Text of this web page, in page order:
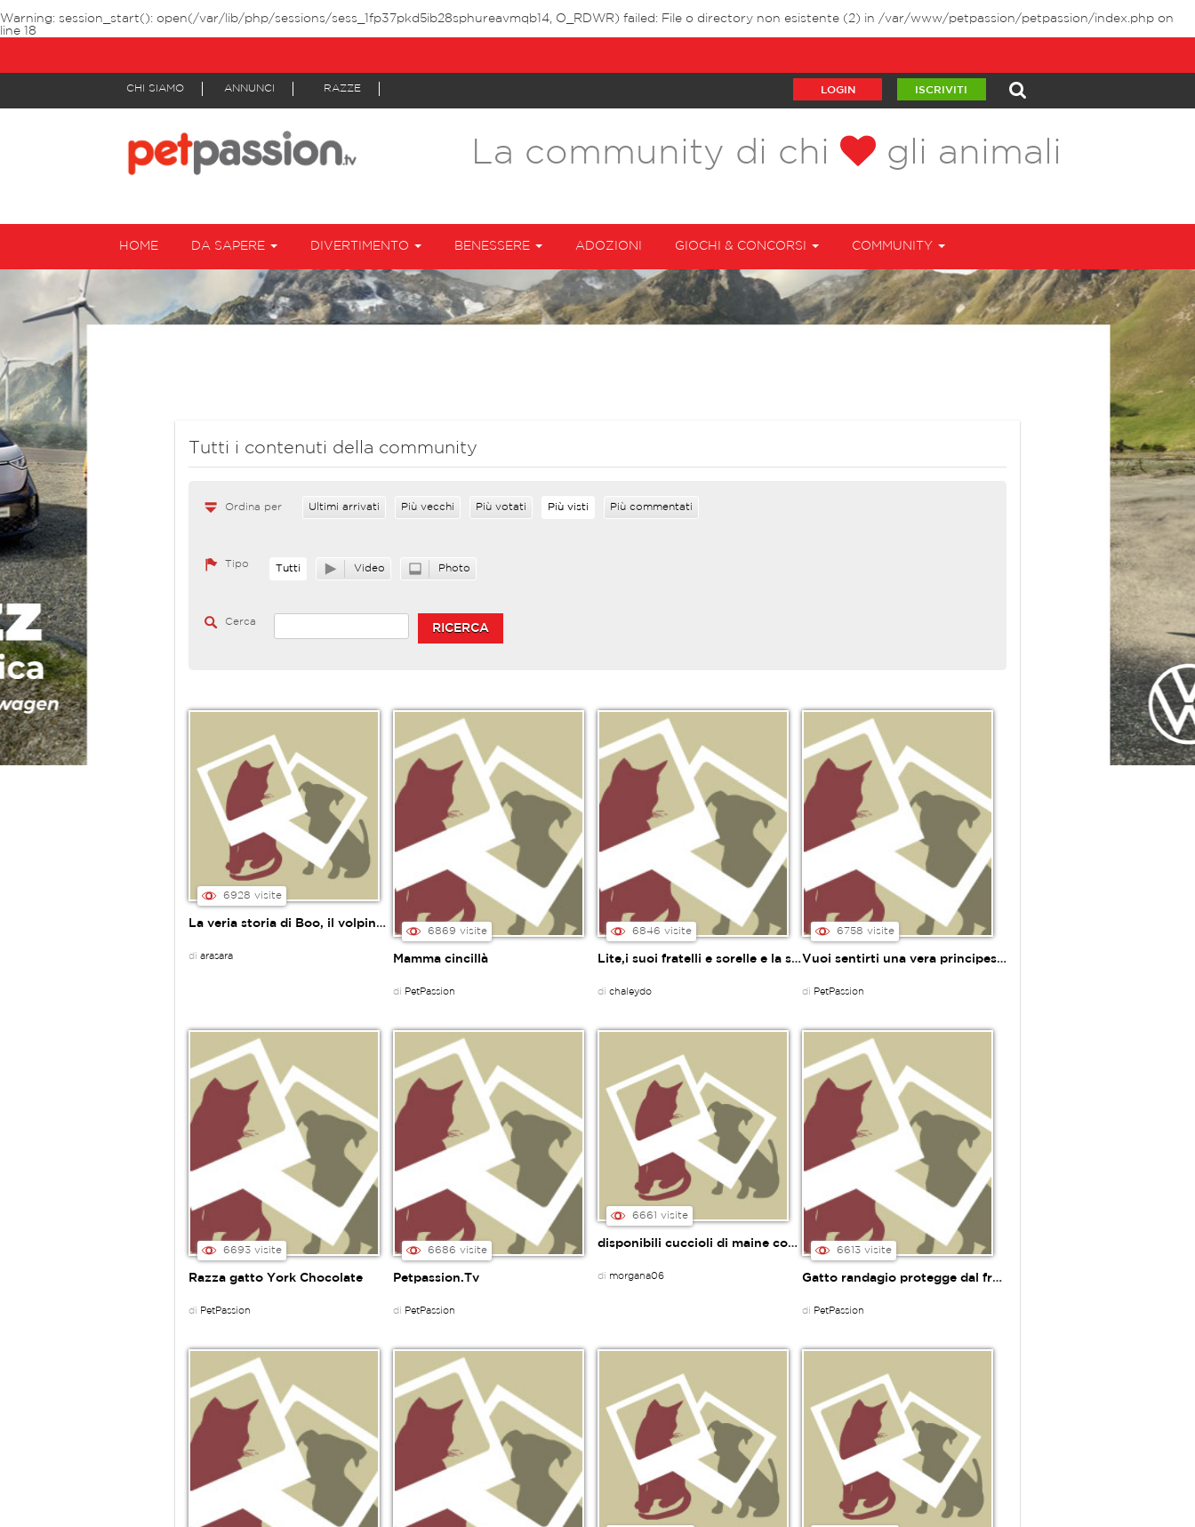
Warning: session_start(): open(/var/lib/php/sessions/sess_1fp37pkd5ib28sphureavmqb14, O_RDWR) failed: File o directory non esistente (2) in /var/www/petpassion/petpassion/index.php on
line 18
CHI SIAMO ANNUNCI RAZZE LOGIN ISCRIVITI
La community di chi gli animali
HOME DA SAPERE DIVERTIMENTO BENESSERE ADOZIONI GIOCHI & CONCORSI COMMUNITY
Tutti i contenuti della community
Ordina per Ultimi arrivati Più vecchi Più votati Più visti Più commentati
Tipo Tutti Video Photo
Cerca
RICERCA
6928 visite
La veria storia di Boo, il volpino piÃ¹ famoso
di arasara
6869 visite
Mamma cincillà
di PetPassion
6846 visite
Lite,i suoi fratelli e sorelle e la sua mamma nell ora del riposino
di chaleydo
6758 visite
Vuoi sentirti una vera principessa?
di PetPassion
6693 visite
Razza gatto York Chocolate
di PetPassion
6686 visite
Petpassion.Tv
di PetPassion
6661 visite
disponibili cuccioli di maine coon
di morgana06
6613 visite
Gatto randagio protegge dal freddo neonato abbandonato
di PetPassion